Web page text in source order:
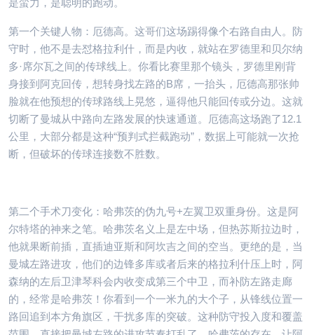
第一个关键人物：厄德高。这哥们这场踢得像个右路自由人。防
守时，他不是去怼格拉利什，而是内收，就站在罗德里和贝尔纳
多·席尔瓦之间的传球线上。你看比赛里那个镜头，罗德里刚背
身接到阿克回传，想转身找左路的B席，一抬头，厄德高那张帅
脸就在他预想的传球路线上晃悠，逼得他只能回传或分边。这就
切断了曼城从中路向左路发展的快速通道。厄德高这场跑了12.1
公里，大部分都是这种“预判式拦截跑动”，数据上可能就一次抢
断，但破坏的传球连接数不胜数。
第二个手术刀变化：哈弗茨的伪九号+左翼卫双重身份。这是阿
尔特塔的神来之笔。哈弗茨名义上是左中场，但热苏斯拉边时，
他就果断前插，直插迪亚斯和阿坎吉之间的空当。更绝的是，当
曼城左路进攻，他们的边锋多库或者后来的格拉利什压上时，阿
森纳的左后卫津琴科会内收变成第三个中卫，而补防左路走廊
的，经常是哈弗茨！你看到一个一米九的大个子，从锋线位置一
路回追到本方角旗区，干扰多库的突破。这种防守投入度和覆盖